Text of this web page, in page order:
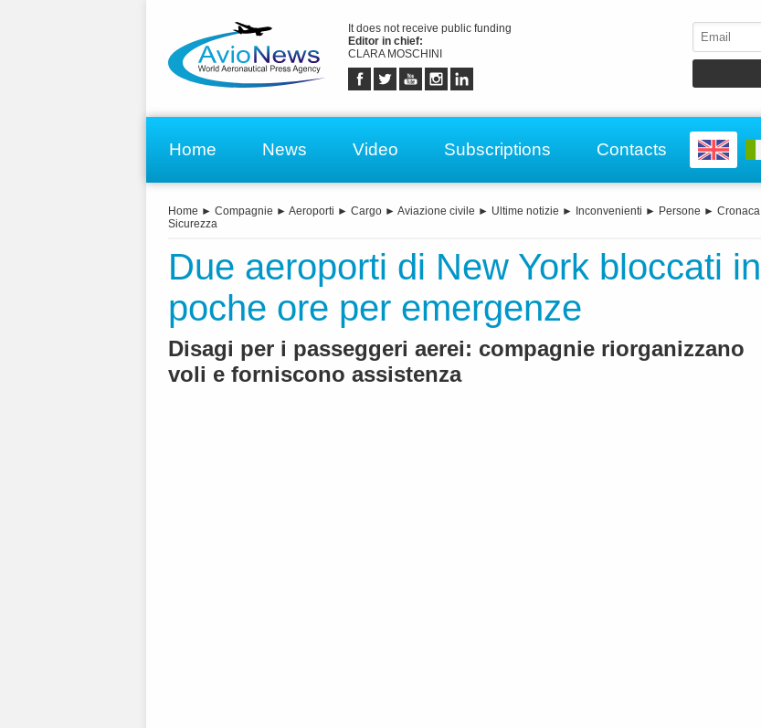
It does not receive public funding
Editor in chief:
CLARA MOSCHINI
Home News Video Subscriptions Contacts
Home ► Compagnie ► Aeroporti ► Cargo ► Aviazione civile ► Ultime notizie ► Inconvenienti ► Persone ► Cronaca
Sicurezza
Due aeroporti di New York bloccati in
poche ore per emergenze
Disagi per i passeggeri aerei: compagnie riorganizzano
voli e forniscono assistenza